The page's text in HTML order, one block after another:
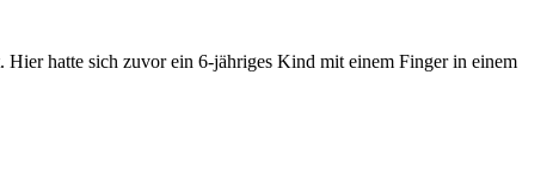
hatte sich zuvor ein 6-jähriges Kind mit einem Finger in einem